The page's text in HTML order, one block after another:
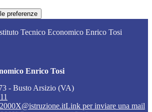
preferenze
Tecnico Economico Enrico Tosi
Enrico Tosi
- Busto Arsizio (VA)
Link per inviare una mail